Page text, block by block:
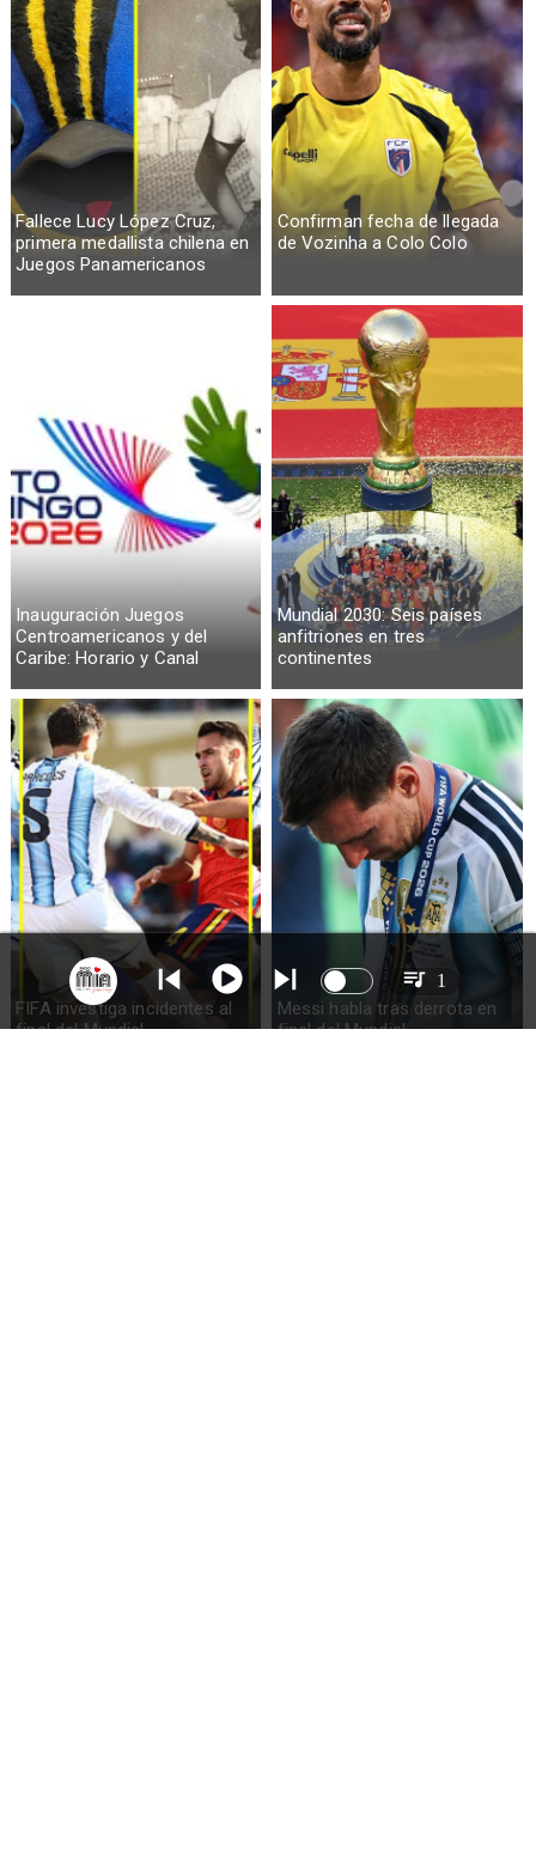
Fallece Lucy López Cruz,
primera medallista chilena en
Juegos Panamericanos
Confirman fecha de llegada
de Vozinha a Colo Colo
Inauguración Juegos
Centroamericanos y del
Caribe: Horario y Canal
Mundial 2030: Seis países
anfitriones en tres
continentes
FIFA investiga incidentes al
final del Mundial
Messi habla tras derrota en
final del Mundial
1